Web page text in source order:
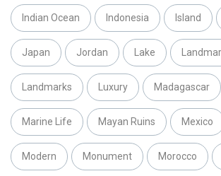
Indian Ocean Indonesia Island
Japan Jordan Lake
Landmarks Luxury Madagascar
Marine Life Mayan Ruins Mexico
Modern Monument Morocco